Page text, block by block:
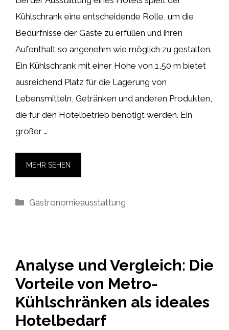
Kühlschrank eine entscheidende Rolle, um die
Bedürfnisse der Gäste zu erfüllen und ihren
Aufenthalt so angenehm wie möglich zu gestalten.
Ein Kühlschrank mit einer Höhe von 1,50 m bietet
ausreichend Platz für die Lagerung von
Lebensmitteln, Getränken und anderen Produkten,
die für den Hotelbetrieb benötigt werden. Ein
großer …
MEHR SEHEN
Kategorien
Gastronomieausstattung
Analyse und Vergleich: Die
Vorteile von Metro-
Kühlschränken als ideales
Hotelbedarf